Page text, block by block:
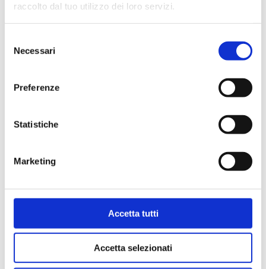
raccolto dal tuo utilizzo dei loro servizi.
delNecessari
Preferenze
Statistiche
Marketing
Accetta tutti
Accetta selezionati
Protection class : IP 65
Power consumption: 6 VA